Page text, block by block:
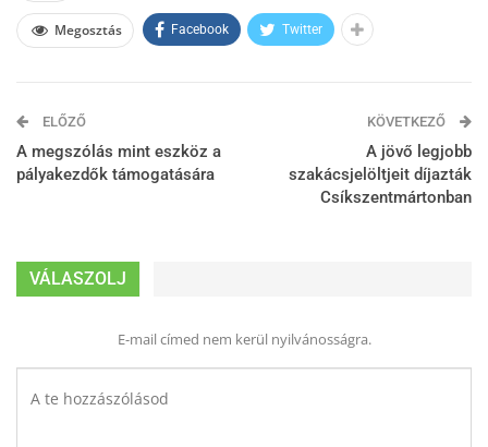
Megosztás Facebook Twitter
ELŐZŐ
A megszólás mint eszköz a
pályakezdők támogatására
KÖVETKEZŐ
A jövő legjobb
szakácsjelöltjeit díjazták
Csíkszentmártonban
VÁLASZOLJ
E-mail címed nem kerül nyilvánosságra.